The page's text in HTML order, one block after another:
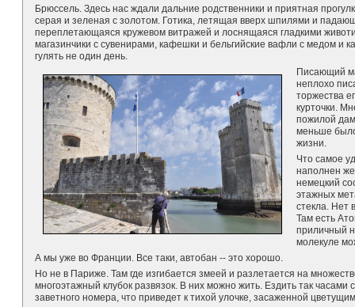
Брюссель. Здесь нас ждали дальние родственники и приятная
серая и зеленая с золотом. Готика, летящая вверх шпилями и
переплетающаяся кружевом витражей и лоснящаяся гладкими
магазинчики с сувенирами, кафешки и бельгийские вафли с медом и
гулять не один день.
Писающий
неплохо
торжества
курточки.
пожилой
меньше
жизни.
Что самое
наполнен
немецкий
этажных
стекла. Нет
Там есть
приличный
молекуле
А мы уже во Франции. Все таки, автобан -- это хорошо.
Но не в Париже. Там где изгибается змеей и разлетается на
многоэтажный клубок развязок. В них можно жить. Ездить так часами
заветного номера, что приведет к тихой улочке, засаженной